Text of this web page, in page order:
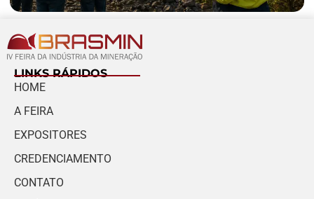
LINKS RÁPIDOS
HOME
A FEIRA
EXPOSITORES
CREDENCIAMENTO
CONTATO